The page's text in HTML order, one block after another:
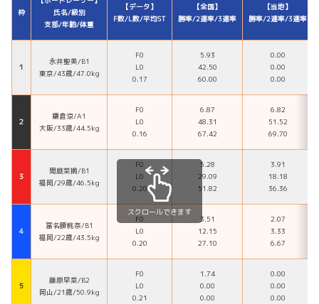
枠
氏名/級別
支部/年齢/体重
【データ】
F数/L数/平均ST
【全国】
勝率/2連率/3連率
【当地】
勝率/2連率/3連率
１
永井聖美/B1
東京/43歳/47.0kg
F0
L0
0.17
5.93
42.50
60.00
0.00
0.00
0.00
２
鎌倉涼/A1
大阪/33歳/44.5kg
F0
L0
0.16
6.87
48.31
67.42
6.82
51.52
69.70
３
間庭菜摘/B1
福岡/29歳/46.5kg
F0
L0
0.20
5.28
29.09
51.82
3.91
18.18
36.36
４
冨名腰桃奈/B1
福岡/22歳/43.5kg
F0
L0
0.20
3.51
12.15
27.10
2.07
3.33
6.67
５
藤原早菜/B2
岡山/21歳/50.9kg
F0
L0
0.21
1.74
0.00
0.00
0.00
0.00
0.00
スクロールできます